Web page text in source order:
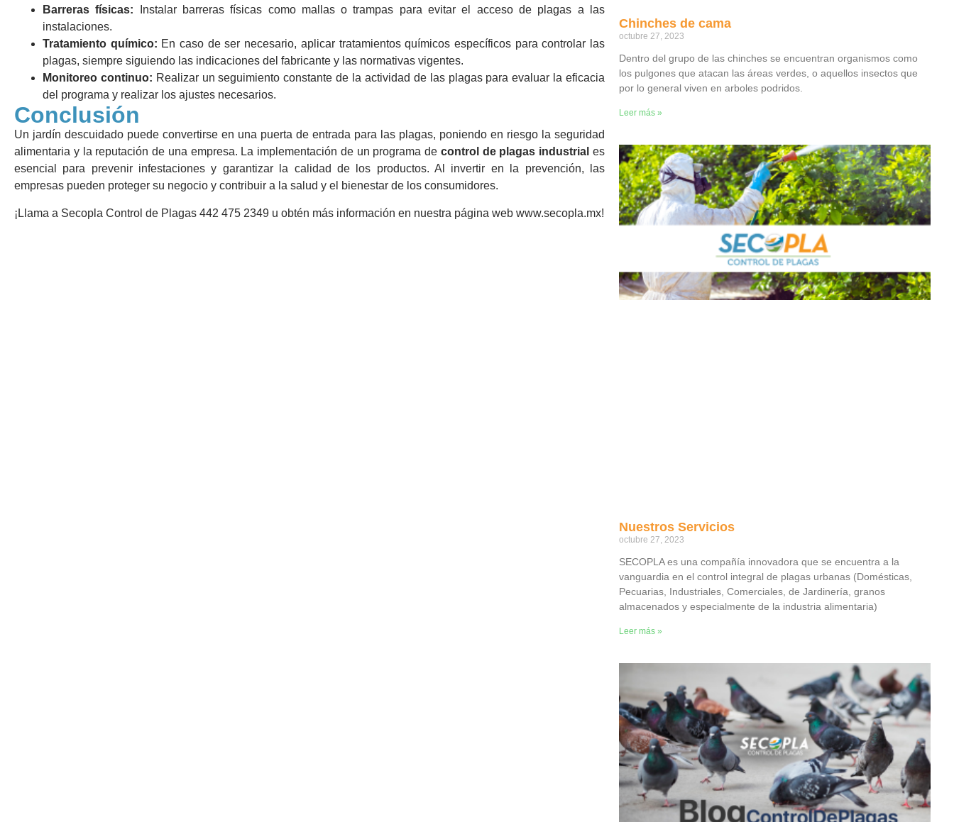
Barreras físicas: Instalar barreras físicas como mallas o trampas para evitar el acceso de plagas a las
instalaciones.
Tratamiento químico: En caso de ser necesario, aplicar tratamientos químicos específicos para controlar las
plagas, siempre siguiendo las indicaciones del fabricante y las normativas vigentes.
Monitoreo continuo: Realizar un seguimiento constante de la actividad de las plagas para evaluar la eficacia
del programa y realizar los ajustes necesarios.
Conclusión
Un jardín descuidado puede convertirse en una puerta de entrada para las plagas, poniendo en riesgo la seguridad
alimentaria y la reputación de una empresa. La implementación de un programa de control de plagas industrial es
esencial para prevenir infestaciones y garantizar la calidad de los productos. Al invertir en la prevención, las
empresas pueden proteger su negocio y contribuir a la salud y el bienestar de los consumidores.
¡Llama a Secopla Control de Plagas 442 475 2349 u obtén más información en nuestra página web www.secopla.mx!
Chinches de cama
octubre 27, 2023
Dentro del grupo de las chinches se encuentran organismos como
los pulgones que atacan las áreas verdes, o aquellos insectos que
por lo general viven en arboles podridos.
Leer más »
Nuestros Servicios
octubre 27, 2023
SECOPLA es una compañía innovadora que se encuentra a la
vanguardia en el control integral de plagas urbanas (Domésticas,
Pecuarias, Industriales, Comerciales, de Jardinería, granos
almacenados y especialmente de la industria alimentaria)
Leer más »